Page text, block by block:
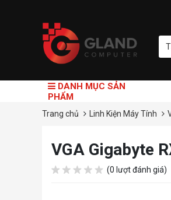
DANH MỤC SẢN
PHẨM
Trang chủ Linh Kiện Máy Tính
VGA Gigabyte
(0 lượt đánh giá)